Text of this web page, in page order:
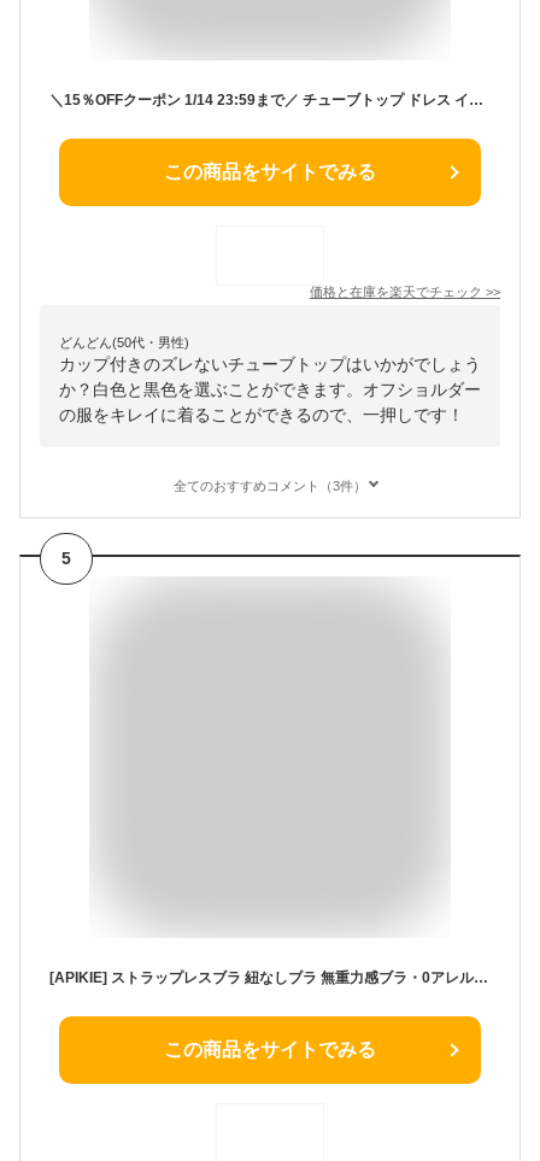
＼15％OFFクーポン 1/14 23:59まで／ チューブトップ ドレス インナー カップ付 ブラ レース ずれない ベアトップ ブラトップ 取り外し可能 キャミソール ストラップ付 白 黒 パーティ かわいい おしゃれ ブラキャミ フォーマル ダンス 結婚式 お呼ばれ god089
この商品をサイトでみる
価格と在庫を楽天でチェック >>
どんどん(50代・男性)
カップ付きのズレないチューブトップはいかがでしょう
か？白色と黒色を選ぶことができます。オフショルダー
の服をキレイに着ることができるので、一押しです！
全てのおすすめコメント（3件）
5
[APIKIE] ストラップレスブラ 紐なしブラ 無重力感ブラ・0アレルギー滑り止め加工・超盛りブラ・谷間メイクパッド チューブトップ 蒸れず 柔らかい ノンワイヤー ブラジャー 美胸ブラ 結婚式 オフショル 寄せブラ バストアップ (M（34,75）, ブラック)
この商品をサイトでみる